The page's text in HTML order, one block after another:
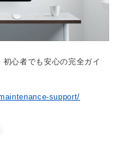
心者でも安心の完全ガイ
support/